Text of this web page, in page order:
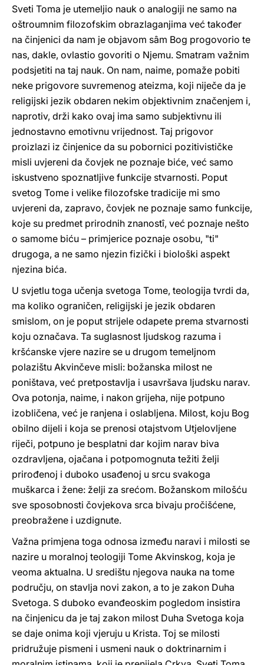
Sveti Toma je utemeljio nauk o analogiji ne samo na
oštroumnim filozofskim obrazlaganjima već također
na činjenici da nam je objavom sâm Bog progovorio te
nas, dakle, ovlastio govoriti o Njemu. Smatram važnim
podsjetiti na taj nauk. On nam, naime, pomaže pobiti
neke prigovore suvremenog ateizma, koji niječe da je
religijski jezik obdaren nekim objektivnim značenjem i,
naprotiv, drži kako ovaj ima samo subjektivnu ili
jednostavno emotivnu vrijednost. Taj prigovor
proizlazi iz činjenice da su pobornici pozitivističke
misli uvjereni da čovjek ne poznaje biće, već samo
iskustveno spoznatljive funkcije stvarnosti. Poput
svetog Tome i velike filozofske tradicije mi smo
uvjereni da, zapravo, čovjek ne poznaje samo funkcije,
koje su predmet prirodnih znanostî, već poznaje nešto
o samome biću – primjerice poznaje osobu, "ti"
drugoga, a ne samo njezin fizički i biološki aspekt
njezina bića.
U svjetlu toga učenja svetoga Tome, teologija tvrdi da,
ma koliko ograničen, religijski je jezik obdaren
smislom, on je poput strijele odapete prema stvarnosti
koju označava. Ta suglasnost ljudskog razuma i
kršćanske vjere nazire se u drugom temeljnom
polazištu Akvinčeve misli: božanska milost ne
poništava, već pretpostavlja i usavršava ljudsku narav.
Ova potonja, naime, i nakon grijeha, nije potpuno
izobličena, već je ranjena i oslabljena. Milost, koju Bog
obilno dijeli i koja se prenosi otajstvom Utjelovljene
riječi, potpuno je besplatni dar kojim narav biva
ozdravljena, ojačana i potpomognuta težiti želji
prirođenoj i duboko usađenoj u srcu svakoga
muškarca i žene: želji za srećom. Božanskom milošću
sve sposobnosti čovjekova srca bivaju pročišćene,
preobražene i uzdignute.
Važna primjena toga odnosa između naravi i milosti se
nazire u moralnoj teologiji Tome Akvinskog, koja je
veoma aktualna. U središtu njegova nauka na tome
području, on stavlja novi zakon, a to je zakon Duha
Svetoga. S duboko evanđeoskim pogledom insistira
na činjenicu da je taj zakon milost Duha Svetoga koja
se daje onima koji vjeruju u Krista. Toj se milosti
pridružuje pismeni i usmeni nauk o doktrinarnim i